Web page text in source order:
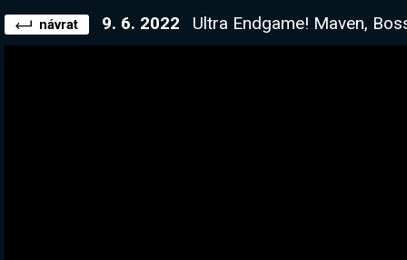
návrat 9. 6. 2022 Ultra Endgame! Maven, Bossové a kupujeme